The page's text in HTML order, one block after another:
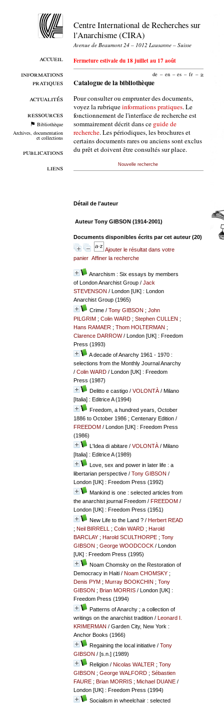
accueil
informations
pratiques
actualités
ressources
Bibliothèque
Archives, documentation
et collections
publications
liens
Centre International de Recherches sur
l'Anarchisme (CIRA)
Avenue de Beaumont 24 – 1012 Lausanne – Suisse
Fermeture estivale du 18 juillet au 17 août
de – en – es – fr – it
Catalogue de la bibliothèque
Pour consulter ou emprunter des documents,
voyez la rubriqueinformations pratiques. Le
fonctionnement de l'interface de recherche est
sommairement décrit dans ce guide de
recherche. Les périodiques, les brochures et
certains documents rares ou anciens sont exclus
du prêt et doivent être consultés sur place.
Nouvelle recherche
Détail de l'auteur
Auteur Tony GIBSON (1914-2001)
Documents disponibles écrits par cet auteur (20)
Ajouter le résultat dans votre
panier Affiner la recherche
Anarchism : Six essays by members
of London Anarchist Group/ Jack
STEVENSON / London [UK] : London
Anarchist Group (1965)
Crime/ Tony GIBSON ; John
PILGRIM; Colin WARD; Stephen CULLEN ;
Hans RAMAER; Thom HOLTERMAN ;
Clarence DARROW/ London [UK] : Freedom
Press (1993)
A decade of Anarchy 1961 - 1970 :
selections from the Monthly Journal Anarchy
/ Colin WARD/ London [UK] : Freedom
Press (1987)
Delitto e castigo/ VOLONTÀ/ Milano
[Italia] : Editrice A (1994)
Freedom, a hundred years, October
1886 to October 1986 ; Centenary Edition/
FREEDOM/ London [UK] : Freedom Press
(1986)
L'Idea di abitare/ VOLONTÀ/ Milano
[Italia] : Editrice A (1989)
Love, sex and power in later life : a
libertarian perspective/ Tony GIBSON /
London [UK] : Freedom Press (1992)
Mankind is one : selected articles from
the anarchist journal Freedom/ FREEDOM/
London [UK] : Freedom Press (1951)
New Life to the Land ?/ Herbert READ
; Neil BIRRELL ; Colin WARD; Harold
BARCLAY; Harold SCULTHORPE; Tony
GIBSON ; George WOODCOCK/ London
[UK] : Freedom Press (1995)
Noam Chomsky on the Restoration of
Democracy in Haiti/ Noam CHOMSKY;
Denis PYM; Murray BOOKCHIN ; Tony
GIBSON ; Brian MORRIS/ London [UK] :
Freedom Press (1994)
Patterns of Anarchy ; a collection of
writings on the anarchist tradition/ Leonard I.
KRIMERMAN / Garden City, New York :
Anchor Books (1966)
Regaining the local initiative/ Tony
GIBSON / [s.n.] (1989)
Religion/ Nicolas WALTER; Tony
GIBSON ; George WALFORD; Sébastien
FAURE; Brian MORRIS; Michael DUANE/
London [UK] : Freedom Press (1994)
Socialism in wheelchair : selected